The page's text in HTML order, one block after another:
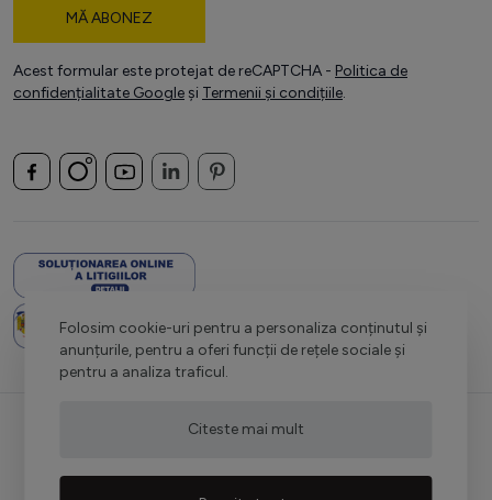
Folosim cookie-uri pentru a personaliza conținutul și
anunțurile, pentru a oferi funcții de rețele sociale și
pentru a analiza traficul.
Citeste mai mult
MĂ ABONEZ
Acest formular este protejat de reCAPTCHA - Politica de
confidențialitate Google și Termenii și condițiile.